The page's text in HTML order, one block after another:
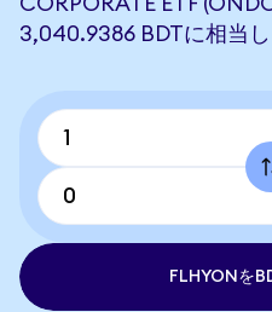
3,040.9386 BDTに相当
FLHYONを